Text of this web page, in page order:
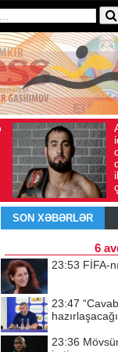
əməlləri
edir. Son 5
ənənəyə
sayı: 136
SON XƏBƏRLƏR
6
23:53 FİFA-
23:47
23:36